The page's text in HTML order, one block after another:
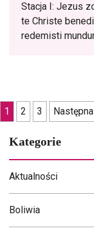
Stacja I: Jezus
te Christe
redemisti
Nawigacja
po
wpisach
1 2 3 Następna
Kategorie
Aktualności
Boliwia